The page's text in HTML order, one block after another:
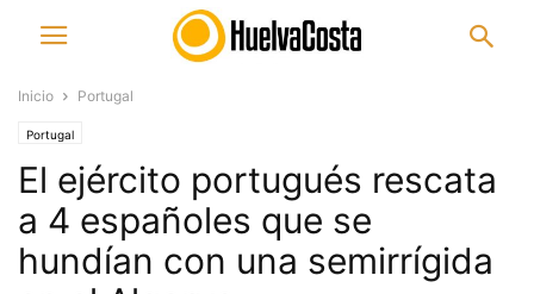
Inicio Portugal
Portugal
El ejército portugués rescata
a 4 españoles que se
hundían con una semirrígida